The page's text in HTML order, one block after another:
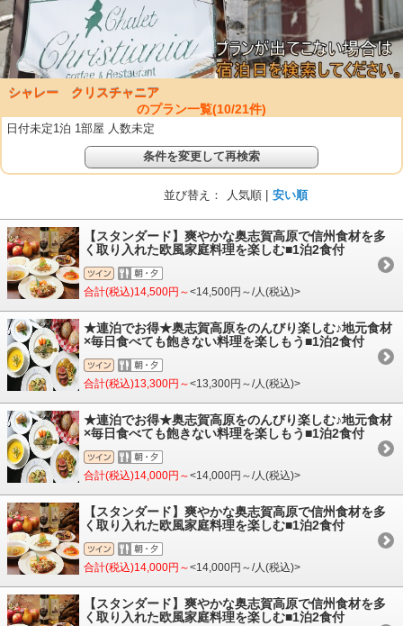
シャレー クリスチャニア
のプラン一覧(10/21件)
日付未定1泊 1部屋 人数未定
条件を変更して再検索
並び替え： 人気順 | 安い順
【スタンダード】爽やかな奥志賀高原で信州食材を多
く取り入れた欧風家庭料理を楽しむ■1泊2食付
合計(税込)14,500円～<14,500円～/人(税込)>
★連泊でお得★奥志賀高原をのんびり楽しむ♪地元食材
×毎日食べても飽きない料理を楽しもう■1泊2食付
合計(税込)13,300円～<13,300円～/人(税込)>
★連泊でお得★奥志賀高原をのんびり楽しむ♪地元食材
×毎日食べても飽きない料理を楽しもう■1泊2食付
合計(税込)14,000円～<14,000円～/人(税込)>
【スタンダード】爽やかな奥志賀高原で信州食材を多
く取り入れた欧風家庭料理を楽しむ■1泊2食付
合計(税込)14,000円～<14,000円～/人(税込)>
【スタンダード】爽やかな奥志賀高原で信州食材を多
く取り入れた欧風家庭料理を楽しむ■1泊2食付